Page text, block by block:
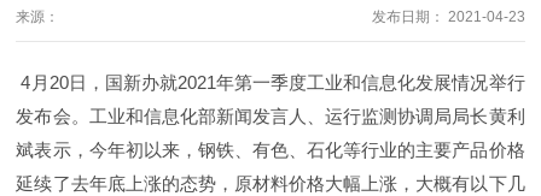
来源： 发布日期： 2021-04-23
4月20日，国新办就2021年第一季度工业和信息化发展情况举行
发布会。工业和信息化部新闻发言人、运行监测协调局局长黄利
斌表示，今年初以来，钢铁、有色、石化等行业的主要产品价格
延续了去年底上涨的态势，原材料价格大幅上涨，大概有以下几